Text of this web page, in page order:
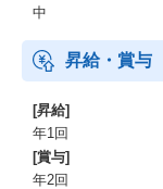
中
昇給・賞与
[昇給]
年1回
[賞与]
年2回